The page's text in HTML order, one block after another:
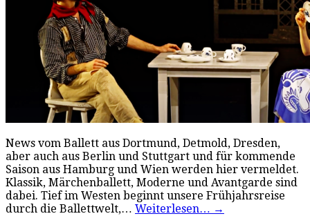
News vom Ballett aus Dortmund, Detmold, Dresden,
aber auch aus Berlin und Stuttgart und für kommende
Saison aus Hamburg und Wien werden hier vermeldet.
Klassik, Märchenballett, Moderne und Avantgarde sind
dabei. Tief im Westen beginnt unsere Frühjahrsreise
durch die Ballettwelt,… Weiterlesen… →